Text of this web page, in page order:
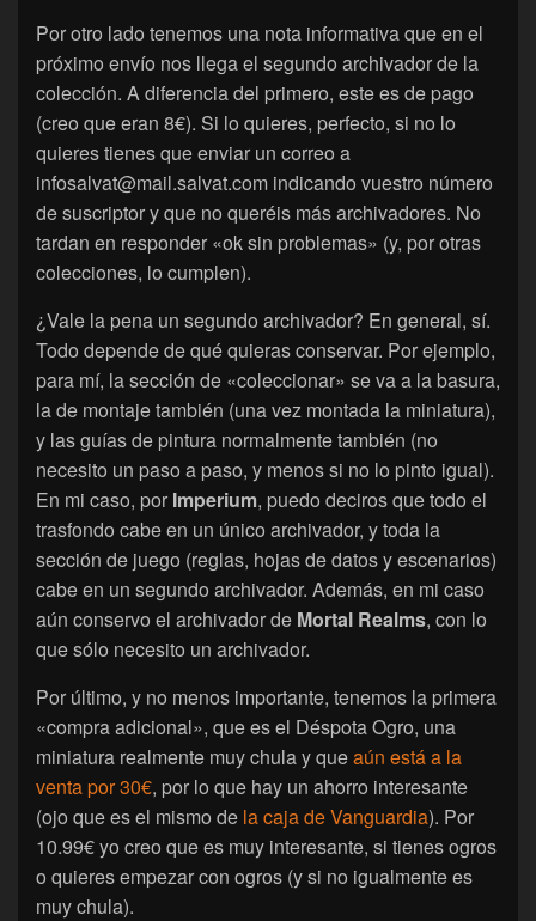
Por otro lado tenemos una nota informativa que en el
próximo envío nos llega el segundo archivador de la
colección. A diferencia del primero, este es de pago
(creo que eran 8€). Si lo quieres, perfecto, si no lo
quieres tienes que enviar un correo a
infosalvat@mail.salvat.com indicando vuestro número
de suscriptor y que no queréis más archivadores. No
tardan en responder «ok sin problemas» (y, por otras
colecciones, lo cumplen).
¿Vale la pena un segundo archivador? En general, sí.
Todo depende de qué quieras conservar. Por ejemplo,
para mí, la sección de «coleccionar» se va a la basura,
la de montaje también (una vez montada la miniatura),
y las guías de pintura normalmente también (no
necesito un paso a paso, y menos si no lo pinto igual).
En mi caso, por Imperium, puedo deciros que todo el
trasfondo cabe en un único archivador, y toda la
sección de juego (reglas, hojas de datos y escenarios)
cabe en un segundo archivador. Además, en mi caso
aún conservo el archivador de Mortal Realms, con lo
que sólo necesito un archivador.
Por último, y no menos importante, tenemos la primera
«compra adicional», que es el Déspota Ogro, una
miniatura realmente muy chula y queaún está a la
venta por 30€, por lo que hay un ahorro interesante
(ojo que es el mismo de la caja de Vanguardia). Por
10.99€ yo creo que es muy interesante, si tienes ogros
o quieres empezar con ogros (y si no igualmente es
muy chula).